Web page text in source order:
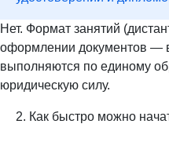
Нет. Формат занятий
оформлении документов —
выполняются по единому
юридическую силу.
2. Как быстро можно